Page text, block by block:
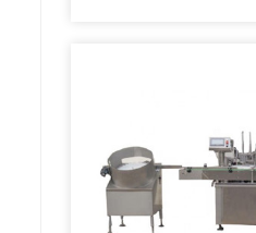
prodotti e fornire le
per soddisfare le vostre